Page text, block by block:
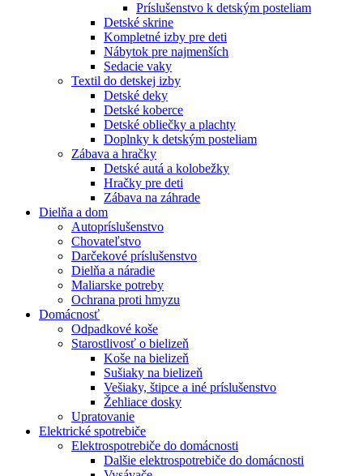
Príslušenstvo k detským posteliam
Detské skrine
Kompletné izby pre deti
Nábytok pre najmenších
Sedacie vaky
Textil do detskej izby
Detské deky
Detské koberce
Detské obliečky a plachty
Doplnky k detským posteliam
Zábava a hračky
Detské autá a kolobežky
Hračky pre deti
Zábava na záhrade
Dielňa a dom
Autopríslušenstvo
Chovateľstvo
Darčekové príslušenstvo
Dielňa a náradie
Maliarske potreby
Ochrana proti hmyzu
Domácnosť
Odpadkové koše
Starostlivosť o bielizeň
Koše na bielizeň
Sušiaky na bielizeň
Vešiaky, štipce a iné príslušenstvo
Žehliace dosky
Upratovanie
Elektrické spotrebiče
Elektrospotrebiče do domácnosti
Dalšie elektrospotrebiče do domácnosti